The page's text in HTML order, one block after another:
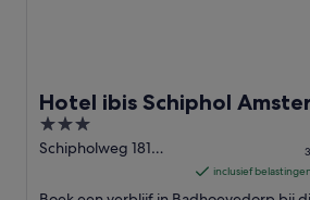
Hotel ibis Schiphol
Airport
3
out
5
Schipholweg 181
inclusief